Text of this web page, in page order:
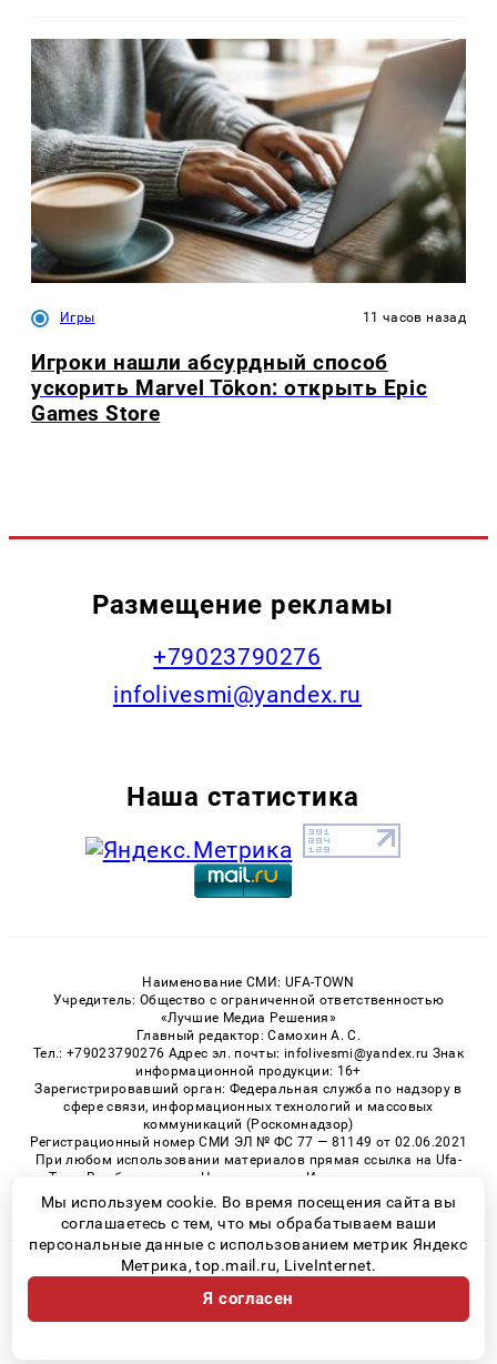
Игры 11 часов назад
Игроки нашли абсурдный способ
ускорить Marvel Tōkon: открыть Epic
Games Store
Размещение рекламы
+79023790276
infolivesmi@yandex.ru
Наша статистика
Наименование СМИ: UFA-TOWN
Учредитель: Общество с ограниченной ответственностью
«Лучшие Медиа Решения»
Главный редактор: Самохин А. С.
Тел.: +79023790276 Адрес эл. почты: infolivesmi@yandex.ru Знак
информационной продукции: 16+
Зарегистрировавший орган: Федеральная служба по надзору в
сфере связи, информационных технологий и массовых
коммуникаций (Роскомнадзор)
Регистрационный номер СМИ ЭЛ № ФС 77 — 81149 от 02.06.2021
При любом использовании материалов прямая ссылка на Ufa-
Town.Ru обязательна. Цитирование в Интернете возможно
только при наличии письменного разрешения.
© 2026 «Ufa-Town» | Все права защищены
Возрастная категория сайта 16+
Политика конфиденциальности
Мы используем cookie. Во время посещения сайта вы
соглашаетесь с тем, что мы обрабатываем ваши
персональные данные с использованием метрик Яндекс
Метрика, top.mail.ru, LiveInternet.
Я согласен